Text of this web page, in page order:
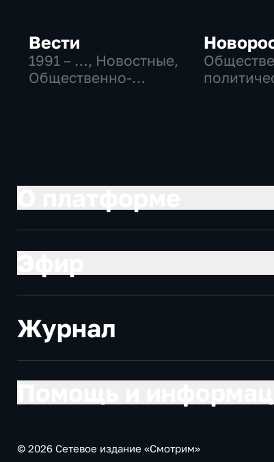
Вести
1991 – …, Новостные,
Общественно-
Журнал
© 2026 Сетевое издание «Смотрим»